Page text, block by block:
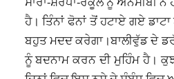
ਹੈ। ਤਿੰਨਾਂ ਫੋਨਾਂ ਤੋਂ ਹਟਾਏ ਗਏ
ਬਹੁਤ ਮਦਦ ਕਰੇਗਾ।ਬਾਲੀਵੁੱਡ ਦੇ
ਨੂੰ ਬਦਨਾਮ ਕਰਨ ਦੀ ਮੁਹਿੰਮ ਹੈ।